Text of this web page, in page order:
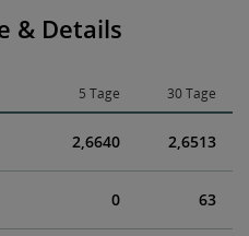
& Details
5 Tage 30 Tage
2,6640 2,6513
0 63